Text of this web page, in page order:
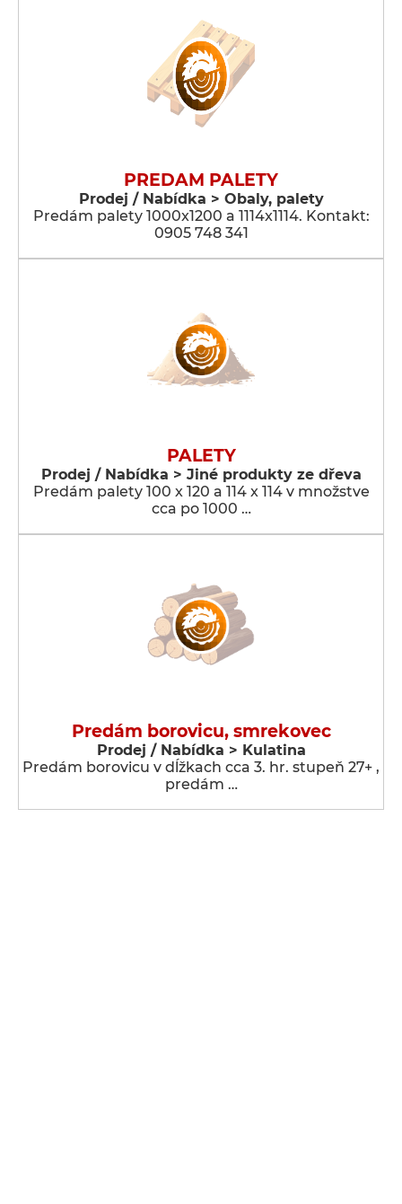
PREDAM PALETY
Prodej / Nabídka > Obaly, palety
Predám palety 1000x1200 a 1114x1114. Kontakt:
0905 748 341
PALETY
Prodej / Nabídka > Jiné produkty ze dřeva
Predám palety 100 x 120 a 114 x 114 v množstve
cca po 1000 …
Predám borovicu, smrekovec
Prodej / Nabídka > Kulatina
Predám borovicu v dĺžkach cca 3. hr. stupeň 27+ ,
predám …